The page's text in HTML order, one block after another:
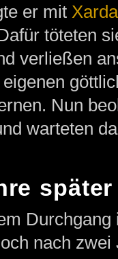
er mit
töteten
verließen
Nun
warteten
später
nach